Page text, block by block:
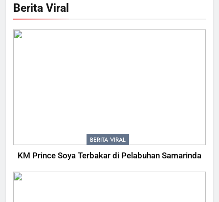
Berita Viral
BERITA VIRAL
KM Prince Soya Terbakar di Pelabuhan Samarinda